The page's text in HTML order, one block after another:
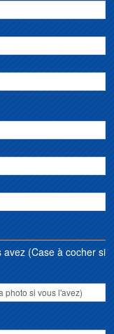
(Case à cocher si